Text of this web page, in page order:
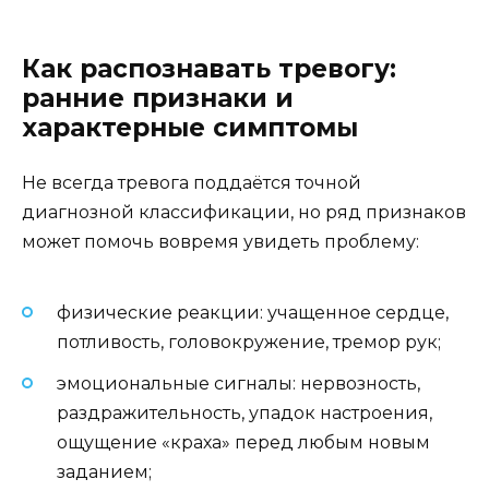
Как распознавать тревогу:
ранние признаки и
характерные симптомы
Не всегда тревога поддаётся точной
диагнозной классификации, но ряд признаков
может помочь вовремя увидеть проблему:
физические реакции: учащенное сердце,
потливость, головокружение, тремор рук;
эмоциональные сигналы: нервозность,
раздражительность, упадок настроения,
ощущение «краха» перед любым новым
заданием;